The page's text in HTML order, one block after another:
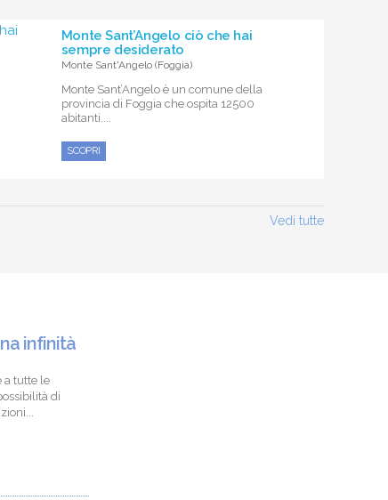
Monte Sant’Angelo ciò che hai
sempre desiderato
Monte Sant'Angelo (Foggia)
Monte Sant’Angelo è un comune della
provincia di Foggia che ospita 12500
abitanti....
SCOPRI
Vedi tutte
infinità
a tutte le
di